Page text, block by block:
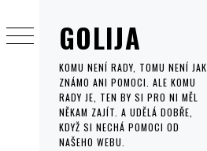
GOLIJA
KOMU NENÍ RADY, TOMU NENÍ JAK
ZNÁMO ANI POMOCI. ALE KOMU
RADY JE, TEN BY SI PRO NI MĚL
NĚKAM ZAJÍT. A UDĚLÁ DOBŘE,
KDYŽ SI NECHÁ POMOCI OD
NAŠEHO WEBU.
to
content